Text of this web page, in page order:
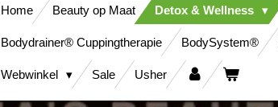
Home Beauty op Maat Detox & Wellness
Bodydrainer® Cuppingtherapie BodySystem®
Webwinkel Sale Usher